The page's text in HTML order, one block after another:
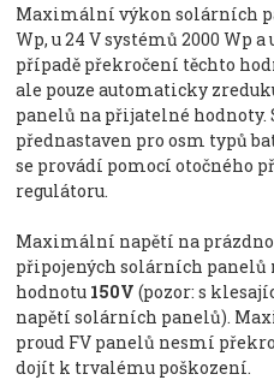
Maximální výkon solárních
Wp, u 24 V systémů 2000 Wp
případě překročení těchto
ale pouze automaticky
panelů na přijatelné
přednastaven pro osm typů
se provádí pomocí otočného
regulátoru.
Maximální napětí na prázdno
připojených solárních
hodnotu 150V (pozor: s
napětí solárních panelů).
proud FV panelů nesmí
dojít k trvalému poškození.